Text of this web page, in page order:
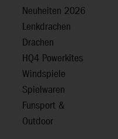
Neuheiten 2026
Lenkdrachen
Drachen
HQ4 Powerkites
Windspiele
Spielwaren
Funsport &
Outdoor